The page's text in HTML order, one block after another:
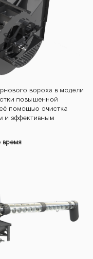
вороха в модели
повышенной
помощью очистка
и эффективным
время